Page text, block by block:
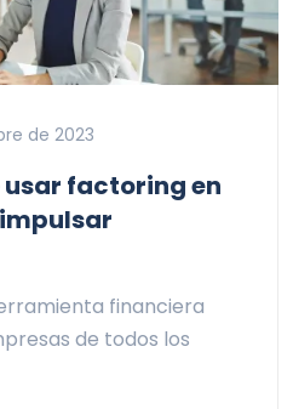
de 2023
usar factoring en
financiera
de todos los